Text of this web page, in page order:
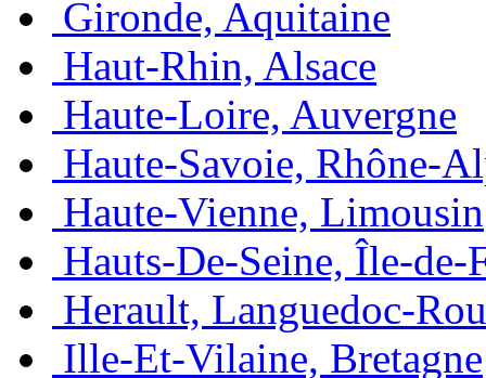
Gironde, Aquitaine
Haut-Rhin, Alsace
Haute-Loire, Auvergne
Haute-Savoie, Rhône-
Haute-Vienne, Limousin
Hauts-De-Seine, Île-de-
Herault, Languedoc-
Ille-Et-Vilaine, Bretagne